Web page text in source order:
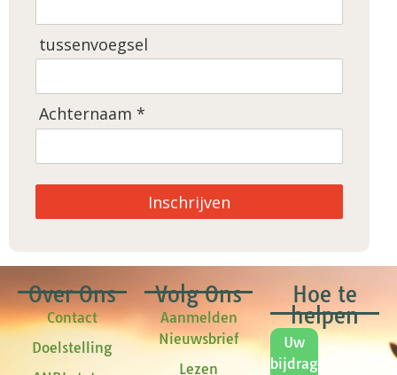
tussenvoegsel
Achternaam *
Inschrijven
Over Ons
Contact
Doelstelling
Volg Ons
Aanmelden
Nieuwsbrief
Lezen
Hoe te
helpen
Uw
bijdrage